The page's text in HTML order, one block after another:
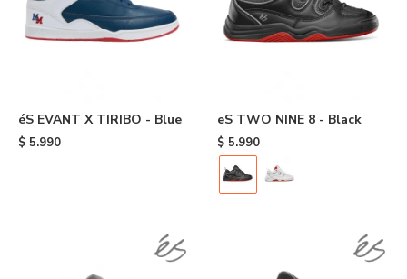
éS EVANT X TIRIBO - Blue
$ 5.990
eS TWO NINE 8 - Black
$ 5.990